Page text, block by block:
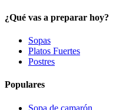
¿Qué vas a preparar hoy?
Sopas
Platos Fuertes
Postres
Populares
Sopa de camarón